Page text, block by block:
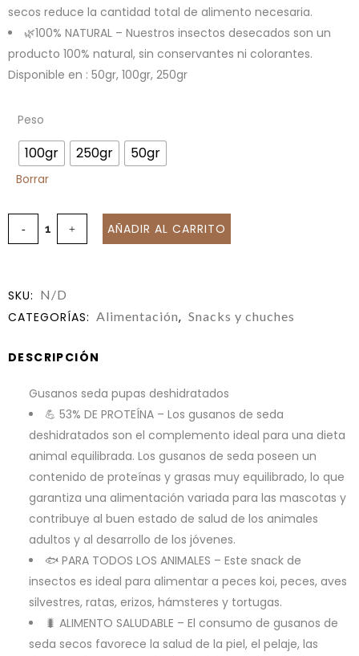
secos reduce la cantidad total de alimento necesaria.
🌿100% NATURAL – Nuestros insectos desecados son un
producto 100% natural, sin conservantes ni colorantes.
Disponible en : 50gr, 100gr, 250gr
Peso
100gr 250gr 50gr
Borrar
AÑADIR AL CARRITO
SKU: N/D
CATEGORÍAS: Alimentación, Snacks y chuches
DESCRIPCIÓN
Gusanos seda pupas deshidratados
💪 53% DE PROTEÍNA – Los gusanos de seda
deshidratados son el complemento ideal para una dieta
animal equilibrada. Los gusanos de seda poseen un
contenido de proteínas y grasas muy equilibrado, lo que
garantiza una alimentación variada para las mascotas y
contribuye al buen estado de salud de los animales
adultos y al desarrollo de los jóvenes.
🐟 PARA TODOS LOS ANIMALES – Este snack de
insectos es ideal para alimentar a peces koi, peces, aves
silvestres, ratas, erizos, hámsteres y tortugas.
🐛 ALIMENTO SALUDABLE – El consumo de gusanos de
seda secos favorece la salud de la piel, el pelaje, las